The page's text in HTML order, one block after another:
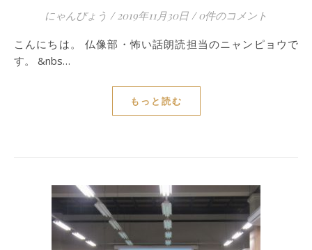
にゃんぴょう / 2019年11月30日 / 0件のコメント
こんにちは。 仏像部・怖い話朗読担当のニャンピョウで
す。 &nbs…
もっと読む